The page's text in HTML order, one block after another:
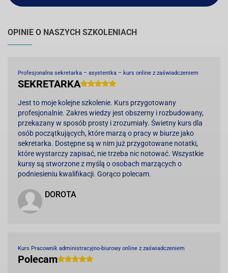
OPINIE O NASZYCH SZKOLENIACH
Profesjonalna sekretarka – asystentka – kurs online z zaświadczeniem
SEKRETARKA
Jest to moje kolejne szkolenie. Kurs przygotowany
profesjonalnie. Zakres wiedzy jest obszerny i rozbudowany,
przekazany w sposób prosty i zrozumiały. Świetny kurs dla
osób początkujących, które marzą o pracy w biurze jako
sekretarka. Dostępne są w nim już przygotowane notatki,
które wystarczy zapisać, nie trzeba nic notować. Wszystkie
kursy są stworzone z myślą o osobach marzących o
podniesieniu kwalifikacji. Gorąco polecam.
DOROTA
Kurs Pracownik administracyjno-biurowy online z zaświadczeniem
Polecam